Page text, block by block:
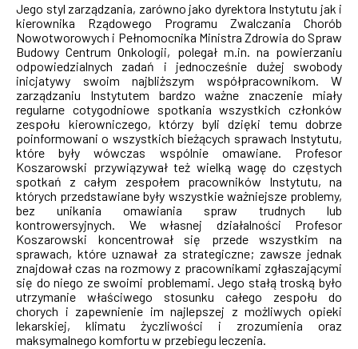
Jego styl zarządzania, zarówno jako dyrektora Instytutu jak i
kierownika Rządowego Programu Zwalczania Chorób
Nowotworowych i Pełnomocnika Ministra Zdrowia do Spraw
Budowy Centrum Onkologii, polegał m.in. na powierzaniu
odpowiedzialnych zadań i jednocześnie dużej swobody
inicjatywy swoim najbliższym współpracownikom. W
zarządzaniu Instytutem bardzo ważne znaczenie miały
regularne cotygodniowe spotkania wszystkich członków
zespołu kierowniczego, którzy byli dzięki temu dobrze
poinformowani o wszystkich bieżących sprawach Instytutu,
które były wówczas wspólnie omawiane. Profesor
Koszarowski przywiązywał też wielką wagę do częstych
spotkań z całym zespołem pracowników Instytutu, na
których przedstawiane były wszystkie ważniejsze problemy,
bez unikania omawiania spraw trudnych lub
kontrowersyjnych. We własnej działalności Profesor
Koszarowski koncentrował się przede wszystkim na
sprawach, które uznawał za strategiczne; zawsze jednak
znajdował czas na rozmowy z pracownikami zgłaszającymi
się do niego ze swoimi problemami. Jego stałą troską było
utrzymanie właściwego stosunku całego zespołu do
chorych i zapewnienie im najlepszej z możliwych opieki
lekarskiej, klimatu życzliwości i zrozumienia oraz
maksymalnego komfortu w przebiegu leczenia.